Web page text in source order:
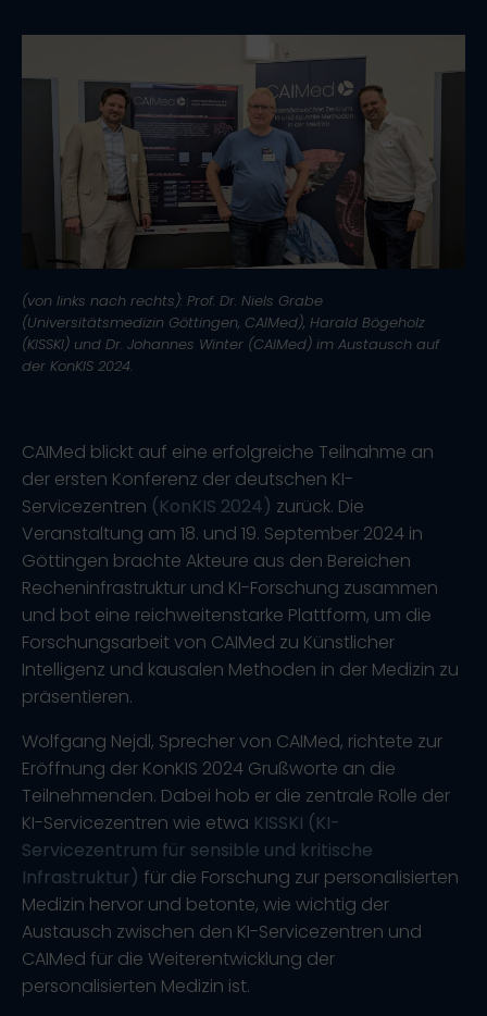
(von links nach rechts): Prof. Dr. Niels Grabe
(Universitätsmedizin Göttingen, CAIMed), Harald Bögeholz
(KISSKI) und Dr. Johannes Winter (CAIMed) im Austausch auf
der KonKIS 2024.
CAIMed blickt auf eine erfolgreiche Teilnahme an
der ersten Konferenz der deutschen KI-
Servicezentren (KonKIS 2024) zurück. Die
Veranstaltung am 18. und 19. September 2024 in
Göttingen brachte Akteure aus den Bereichen
Recheninfrastruktur und KI-Forschung zusammen
und bot eine reichweitenstarke Plattform, um die
Forschungsarbeit von CAIMed zu Künstlicher
Intelligenz und kausalen Methoden in der Medizin zu
präsentieren.
Wolfgang Nejdl, Sprecher von CAIMed, richtete zur
Eröffnung der KonKIS 2024 Grußworte an die
Teilnehmenden. Dabei hob er die zentrale Rolle der
KI-Servicezentren wie etwa KISSKI (KI-
Servicezentrum für sensible und kritische
Infrastruktur) für die Forschung zur personalisierten
Medizin hervor und betonte, wie wichtig der
Austausch zwischen den KI-Servicezentren und
CAIMed für die Weiterentwicklung der
personalisierten Medizin ist.